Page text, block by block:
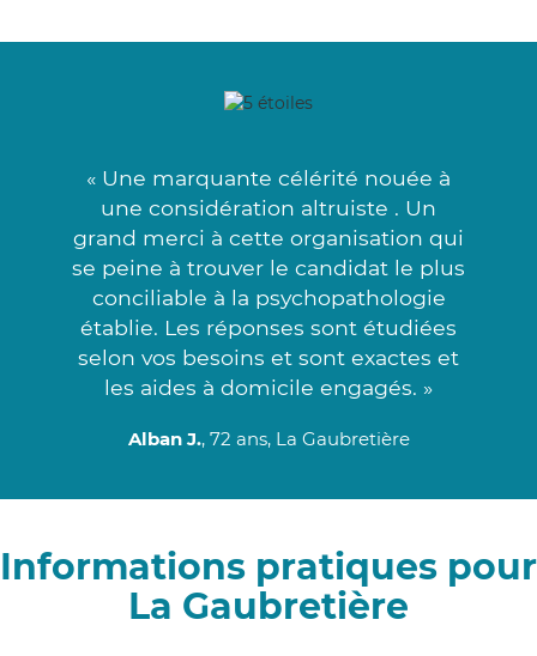
« Une marquante célérité nouée à
une considération altruiste . Un
grand merci à cette organisation qui
se peine à trouver le candidat le plus
conciliable à la psychopathologie
établie. Les réponses sont étudiées
selon vos besoins et sont exactes et
les aides à domicile engagés. »
Alban J., 72 ans, La Gaubretière
Informations pratiques pour
La Gaubretière